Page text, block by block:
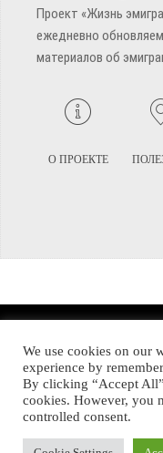
Проект «Жизнь
ежедневно
материалов об
О ПРОЕКТЕ
TERMS AND
© Emigrants
We use cookies on our
experience by
By clicking “Accept
cookies. However, you
controlled consent.